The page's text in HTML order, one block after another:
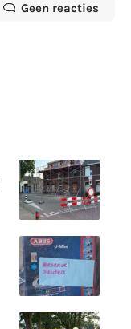
Geen reacties